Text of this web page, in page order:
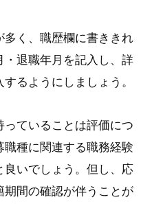
く、職歴欄に書ききれ
・退職年月を記入し、詳
るようにしましょう。
っていることは評価につ
職種に関連する職務経験
良いでしょう。但し、応
間の確認が伴うことが